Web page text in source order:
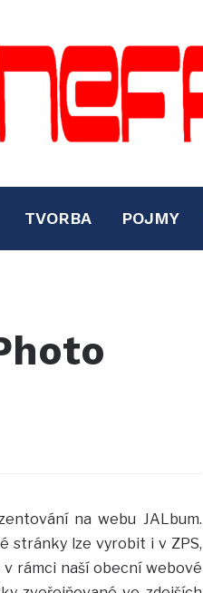
TVORBA POJMY
na webu JALbum.
stránky lze vyrobit i v ZPS,
rámci naší obecní webové